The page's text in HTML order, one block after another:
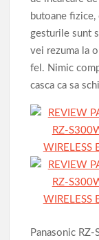
butoane
gesturile sunt
vei rezuma la
fel. Nimic
casca ca sa
Panasonic